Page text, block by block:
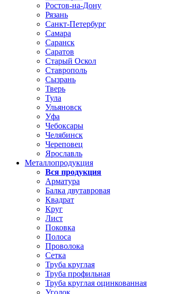
Ростов-на-Дону
Рязань
Санкт-Петербург
Самара
Саранск
Саратов
Старый Оскол
Ставрополь
Сызрань
Тверь
Тула
Ульяновск
Уфа
Чебоксары
Челябинск
Череповец
Ярославль
Металлопродукция
Вся продукция
Арматура
Балка двутавровая
Квадрат
Круг
Лист
Поковка
Полоса
Проволока
Сетка
Труба круглая
Труба профильная
Труба круглая оцинкованная
Уголок